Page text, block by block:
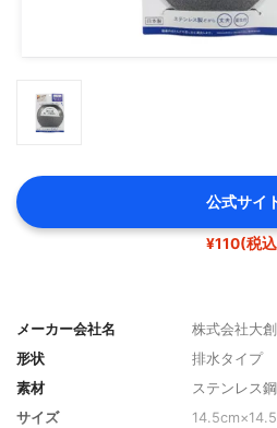
公式サイ
¥110(税
メーカー会社名
株式会社大
形状
排水タイプ
素材
ステンレス鋼
サイズ